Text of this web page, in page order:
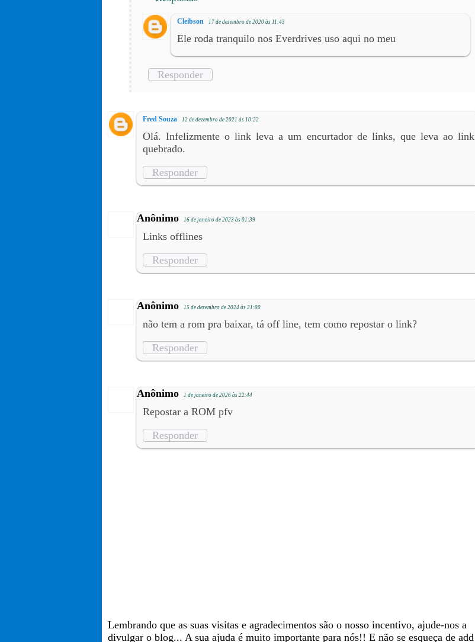
Cleibson 17 de dezembro de 2020 às 11:43
Ele roda tranquilo nos Everdrives uso aqui no meu
Responder
Fred Souza 12 de dezembro de 2021 às 10:22
Olá. Infelizmente o link leva a um encurtador de links, que leva ao link
quebrado.
Responder
Anônimo 16 de janeiro de 2023 às 01:39
Links offlines
Responder
Anônimo 15 de dezembro de 2024 às 21:00
não tem a rom pra baixar, tá off line, tem como repostar o link?
Responder
Anônimo 1 de janeiro de 2026 às 22:44
Repostar a ROM pfv
Responder
Lembrando que as suas visitas e agradecimentos são o nosso incentivo, ajude-nos a
divulgar o blog... A sua ajuda é muito importante para nós!! E não se esqueça de add